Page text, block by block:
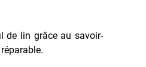
de lin grâce au savoir-